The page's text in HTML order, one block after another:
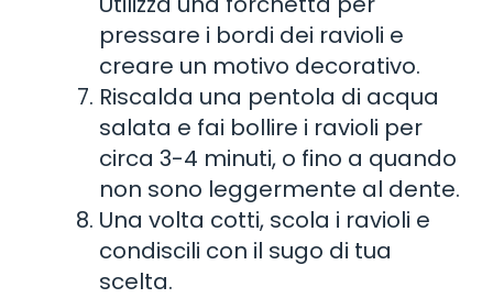
pressare i bordi dei ravioli e
creare un motivo decorativo.
Riscalda una pentola di acqua
salata e fai bollire i ravioli per
circa 3-4 minuti, o fino a quando
non sono leggermente al dente.
Una volta cotti, scola i ravioli e
condiscili con il sugo di tua
scelta.